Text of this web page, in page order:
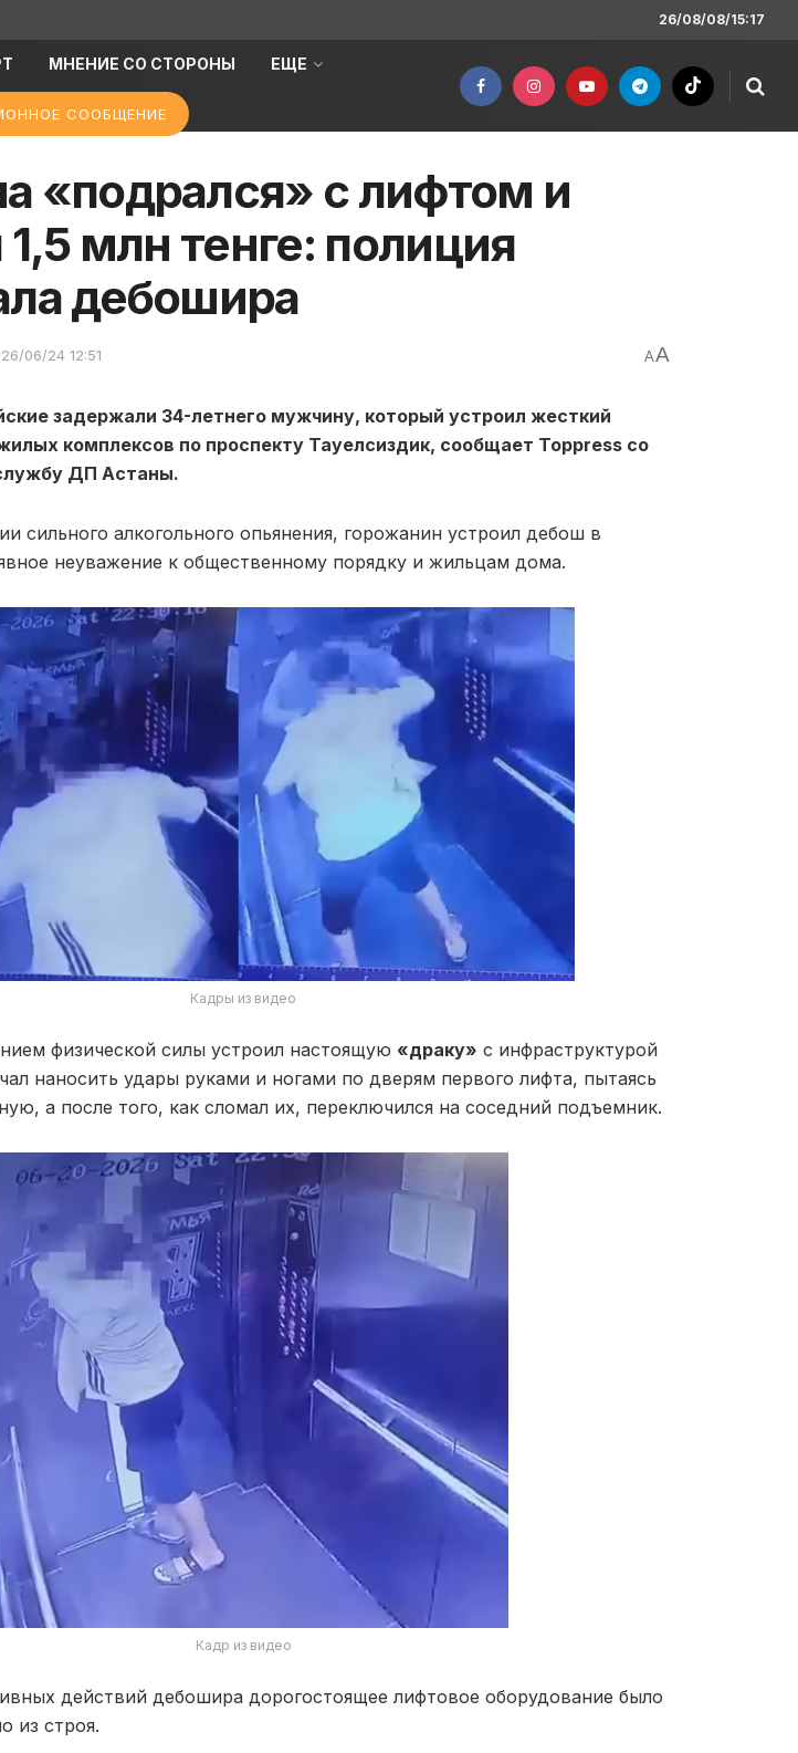
26/08/08/15:17
МНЕНИЕ СО СТОРОНЫ ЕЩЕ
СООБЩЕНИЕ
«подрался» с лифтом и
млн тенге: полиция
дебошира
06/24 12:51 AA
задержали 34-летнего мужчину, который устроил жесткий
комплексов по проспекту Тауелсиздик, сообщает Toppress со
ДП Астаны.
сильного алкогольного опьянения, горожанин устроил дебош в
неуважение к общественному порядку и жильцам дома.
Кадры из видео
физической силы устроил настоящую «драку» с инфраструктурой
наносить удары руками и ногами по дверям первого лифта, пытаясь
а после того, как сломал их, переключился на соседний подъемник.
Кадр из видео
действий дебошира дорогостоящее лифтовое оборудование было
из строя.